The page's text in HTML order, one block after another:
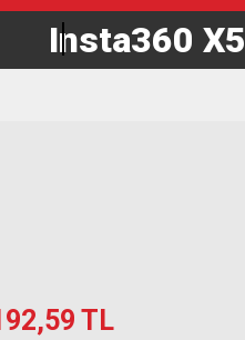
Insta360 X5
TL